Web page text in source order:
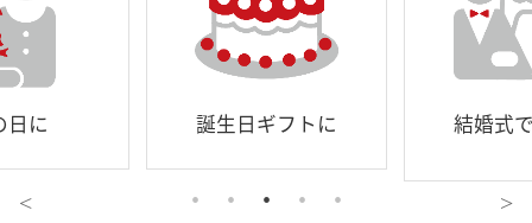
フトに 結婚式で両親に
新築
引越し